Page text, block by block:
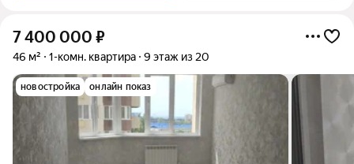
7 400 000 ₽
46 м² 1-комн. квартира 9 этаж из 20
новостройка онлайн показ